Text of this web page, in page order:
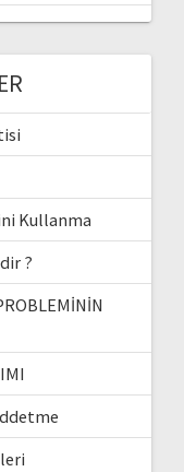
Kullanma
?